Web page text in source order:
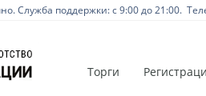
Служба поддержки: с 9:00 до 21:00.
Торги